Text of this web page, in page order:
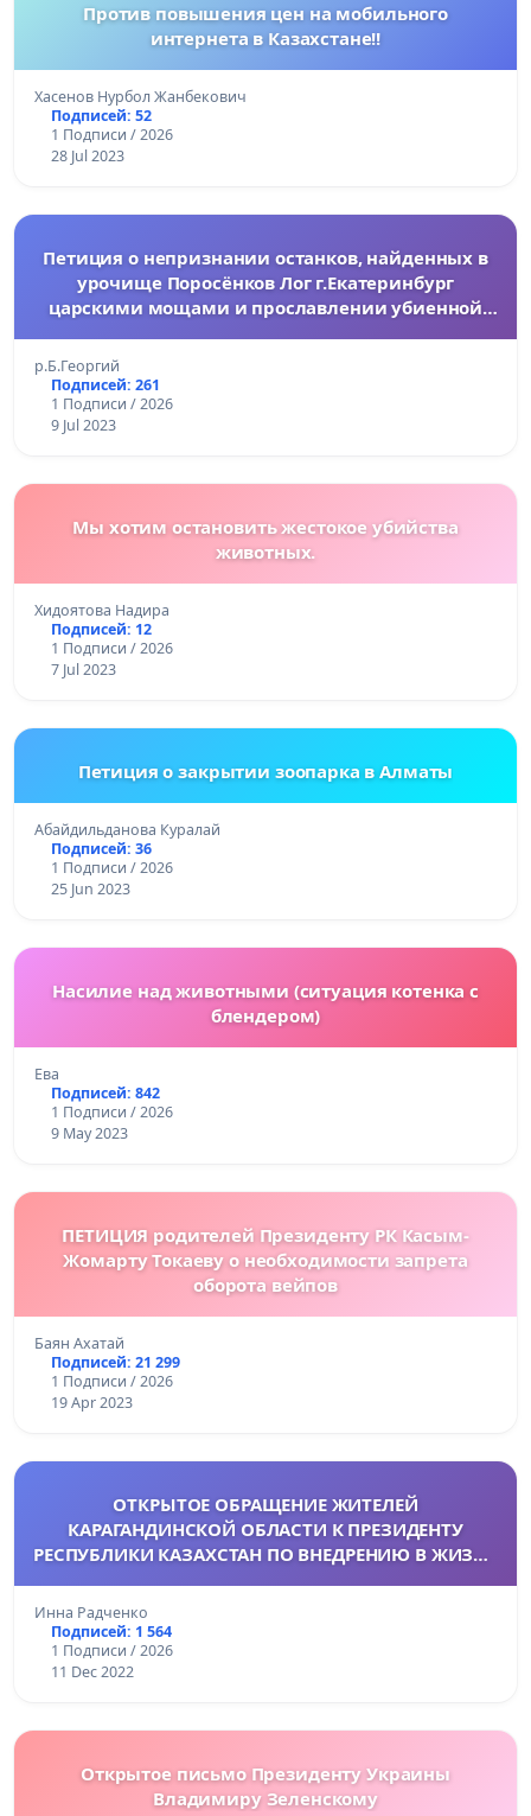
Против повышения цен на мобильного
интернета в Казахстане!!
Хасенов Нурбол Жанбекович
Подписей: 52
1 Подписи / 2026
28 Jul 2023
Петиция о непризнании останков, найденных в
урочище Поросёнков Лог г.Екатеринбург
царскими мощами и прославлении убиенной
р.Б.Георгий
Подписей: 261
1 Подписи / 2026
9 Jul 2023
Мы хотим остановить жестокое убийства
животных.
Хидоятова Надира
Подписей: 12
1 Подписи / 2026
7 Jul 2023
Петиция о закрытии зоопарка в Алматы
Абайдильданова Куралай
Подписей: 36
1 Подписи / 2026
25 Jun 2023
Насилие над животными (ситуация котенка с
блендером)
Ева
Подписей: 842
1 Подписи / 2026
9 May 2023
ПЕТИЦИЯ родителей Президенту РК Касым-
Жомарту Токаеву о необходимости запрета
оборота вейпов
Баян Ахатай
Подписей: 21 299
1 Подписи / 2026
19 Apr 2023
ОТКРЫТОЕ ОБРАЩЕНИЕ ЖИТЕЛЕЙ
КАРАГАНДИНСКОЙ ОБЛАСТИ К ПРЕЗИДЕНТУ
РЕСПУБЛИКИ КАЗАХСТАН ПО ВНЕДРЕНИЮ В ЖИЗНЬ
ЖИВОТНЫМ» И ПОЛИТИКИ ГУМАНИЗАЦИИ
Инна Радченко
Подписей: 1 564
1 Подписи / 2026
11 Dec 2022
Открытое письмо Президенту Украины
Владимиру Зеленскому